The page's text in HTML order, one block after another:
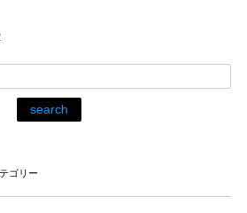
search
ゴリー